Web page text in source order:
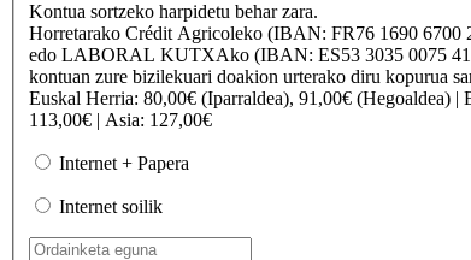
Kontua sortzeko harpidetu behar zara.
Horretarako Crédit Agricoleko (IBAN: FR76 1690 6700
edo LABORAL KUTXAko (IBAN: ES53 3035 0075
kontuan zure bizilekuari doakion urterako diru kopurua
Euskal Herria: 80,00€ (Iparraldea), 91,00€ (Hegoaldea) |
113,00€ | Asia: 127,00€
Internet + Papera
Internet soilik